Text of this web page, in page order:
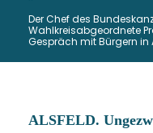
Der Chef des
Wahlkreisabgeordnete
Gespräch mit Bürgern in
ALSFELD.